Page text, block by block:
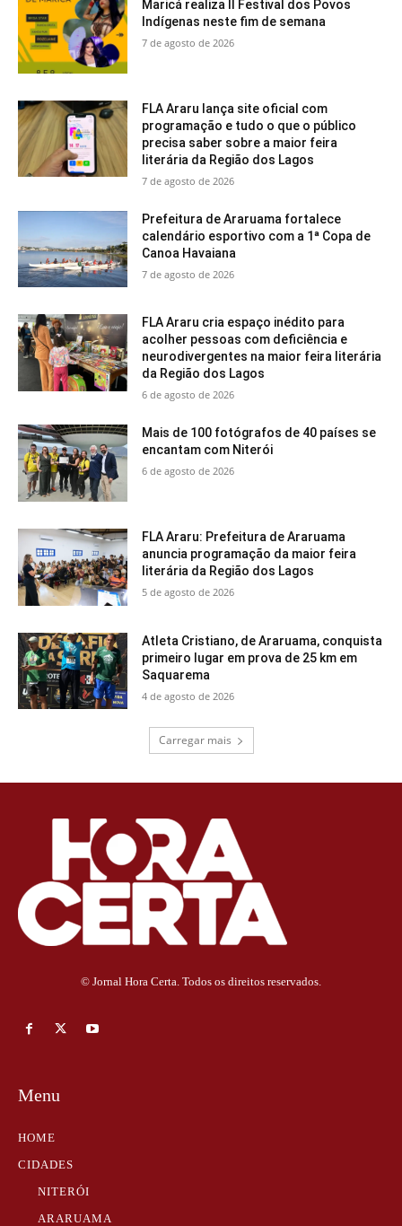
Maricá realiza II Festival dos Povos
Indígenas neste fim de semana
7 de agosto de 2026
FLA Araru lança site oficial com
programação e tudo o que o público
precisa saber sobre a maior feira
literária da Região dos Lagos
7 de agosto de 2026
Prefeitura de Araruama fortalece
calendário esportivo com a 1ª Copa de
Canoa Havaiana
7 de agosto de 2026
FLA Araru cria espaço inédito para
acolher pessoas com deficiência e
neurodivergentes na maior feira literária
da Região dos Lagos
6 de agosto de 2026
Mais de 100 fotógrafos de 40 países se
encantam com Niterói
6 de agosto de 2026
FLA Araru: Prefeitura de Araruama
anuncia programação da maior feira
literária da Região dos Lagos
5 de agosto de 2026
Atleta Cristiano, de Araruama, conquista
primeiro lugar em prova de 25 km em
Saquarema
4 de agosto de 2026
Carregar mais
© Jornal Hora Certa. Todos os direitos reservados.
Menu
HOME
CIDADES
NITERÓI
ARARUAMA